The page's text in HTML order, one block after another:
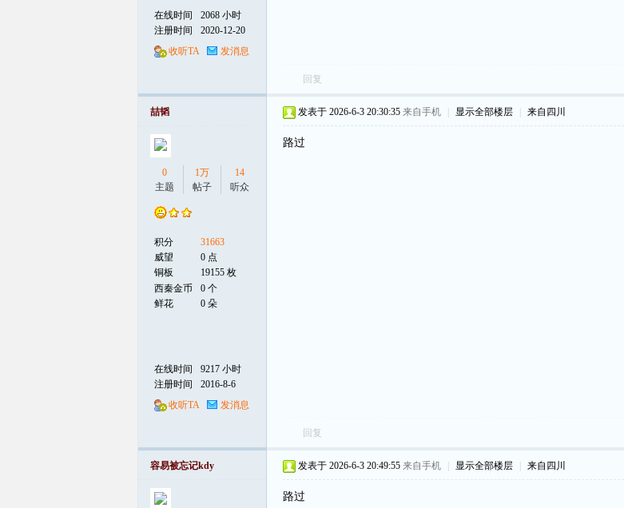
在线时间
2068 小时
注册时间
2020-12-20
收听TA
发消息
回复
喆韬
0
主题
1万
帖子
14
听众
积分
31663
威望
0 点
铜板
19155 枚
西秦金币
0 个
鲜花
0 朵
在线时间
9217 小时
注册时间
2016-8-6
收听TA
发消息
发表于 2026-6-3 20:30:35 来自手机 显示全部楼层 来自四川
路过
回复
容易被忘记kdy 发表于 2026-6-3 20:49:55 来自手机 显示全部楼层 来自四川
路过